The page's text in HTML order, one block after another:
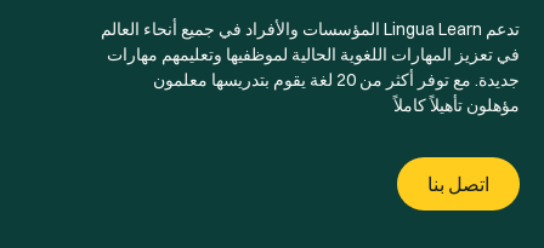
تدعم Lingua Learn المؤسسات والأفراد في جميع أنحاء العالم
في تعزيز المهارات اللغوية الحالية لموظفيها وتعليمهم مهارات
جديدة. مع توفر أكثر من 20 لغة يقوم بتدريسها معلمون
مؤهلون تأهيلاً كاملاً
اتصل بنا